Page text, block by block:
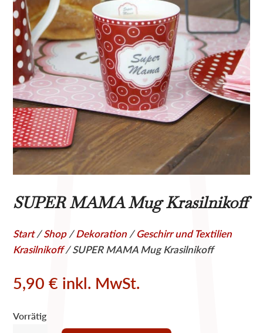
SUPER MAMA Mug Krasilnikoff
Start/Shop/Dekoration /Geschirr und Textilien
Krasilnikoff/ SUPER MAMA Mug Krasilnikoff
5,90€ inkl. MwSt.
Vorrätig